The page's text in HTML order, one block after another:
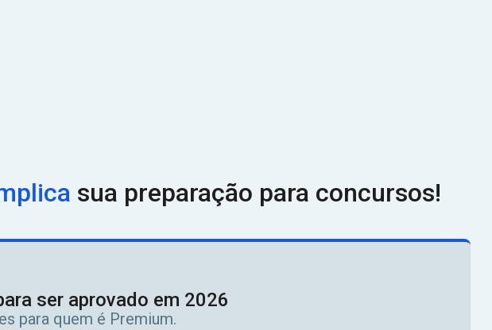
sua preparação para concursos!
ser aprovado em 2026
para quem é Premium.